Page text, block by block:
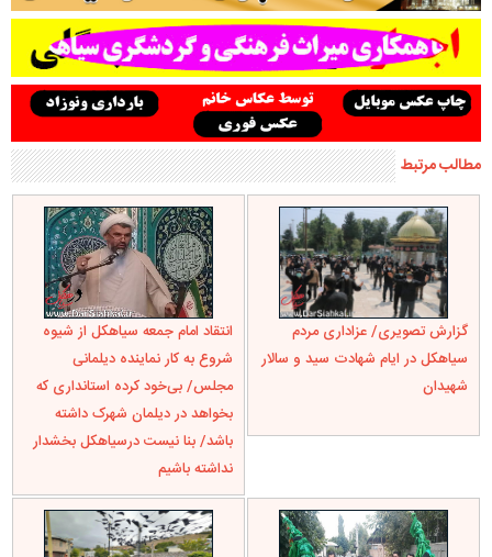
مطالب مرتبط
گزارش تصویری/ عزاداری مردم
سیاهکل در ایام شهادت سید و سالار
شهیدان
انتقاد امام جمعه سیاهکل از شیوه
شروع به کار نماینده دیلمانی
مجلس/ بی‌خود کرده استانداری که
بخواهد در دیلمان شهرک داشته
باشد/ بنا نیست درسیاهکل بخشدار
نداشته باشیم